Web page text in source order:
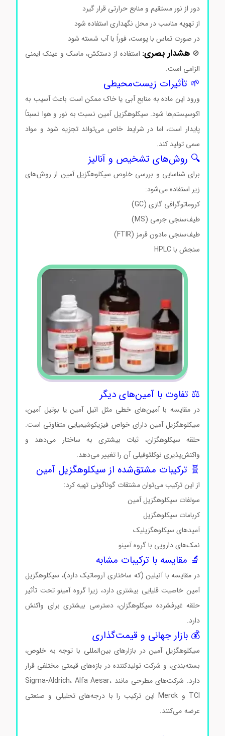
دور از نور مستقیم و منابع حرارتی قرار گیرد
از تهویه مناسب در محل نگهداری استفاده شود
در صورت تماس با پوست، فوراً با آب شسته شود
هشدار بصری:استفاده از دستکش، ماسک و عینک ایمنی
الزامی است.
🌱 تأثیرات زیست‌محیطی
ورود این ماده به منابع آبی یا خاک ممکن است باعث آسیب به
اکوسیستم‌ها شود. سیکلوهگزیل آمین نسبت به نور و هوا نسبتاً
پایدار است، اما در شرایط خاص می‌تواند تجزیه شود و مواد
سمی تولید کند.
🔍 روش‌های تشخیص و آنالیز
برای شناسایی و بررسی خلوص سیکلوهگزیل آمین از روش‌های
زیر استفاده می‌شود:
کروماتوگرافی گازی (GC)
طیف‌سنجی جرمی (MS)
طیف‌سنجی مادون قرمز (FTIR)
سنجش با HPLC
⚖️ تفاوت با آمین‌های دیگر
در مقایسه با آمین‌های خطی مثل اتیل آمین یا بوتیل آمین،
سیکلوهگزیل آمین دارای خواص فیزیکوشیمیایی متفاوتی است.
حلقه سیکلوهگزان، ثبات بیشتری به ساختار می‌دهد و
واکنش‌پذیری نوکلئوفیلی آن را تغییر می‌دهد.
🧬 ترکیبات مشتق‌شده از سیکلوهگزیل آمین
از این ترکیب می‌توان مشتقات گوناگونی تهیه کرد:
سولفات سیکلوهگزیل آمین
کربامات سیکلوهگزیل
آمیدهای سیکلوهگزیلیک
نمک‌های دارویی با گروه آمینو
🔬 مقایسه با ترکیبات مشابه
در مقایسه با آنیلین (که ساختاری آروماتیک دارد)، سیکلوهگزیل
آمین خاصیت قلیایی بیشتری دارد، زیرا گروه آمینو تحت تأثیر
حلقه غیرفشرده سیکلوهگزان، دسترسی بیشتری برای واکنش
دارد.دی سیکلو هکزیل آمین دی سیکلو هکزیل آمین
💰 بازار جهانی و قیمت‌گذاری
سیکلوهگزیل آمین در بازارهای بین‌المللی با توجه به خلوص،
بسته‌بندی، و شرکت تولیدکننده در بازه‌های قیمتی مختلفی قرار
دارد. شرکت‌های مطرحی مانند Sigma-Aldrich، Alfa Aesar،
TCI و Merck این ترکیب را با درجه‌های تحلیلی و صنعتی
عرضه می‌کنند.دی سیکلو هکزیل آمین دی سیکلو هکزیل آمین